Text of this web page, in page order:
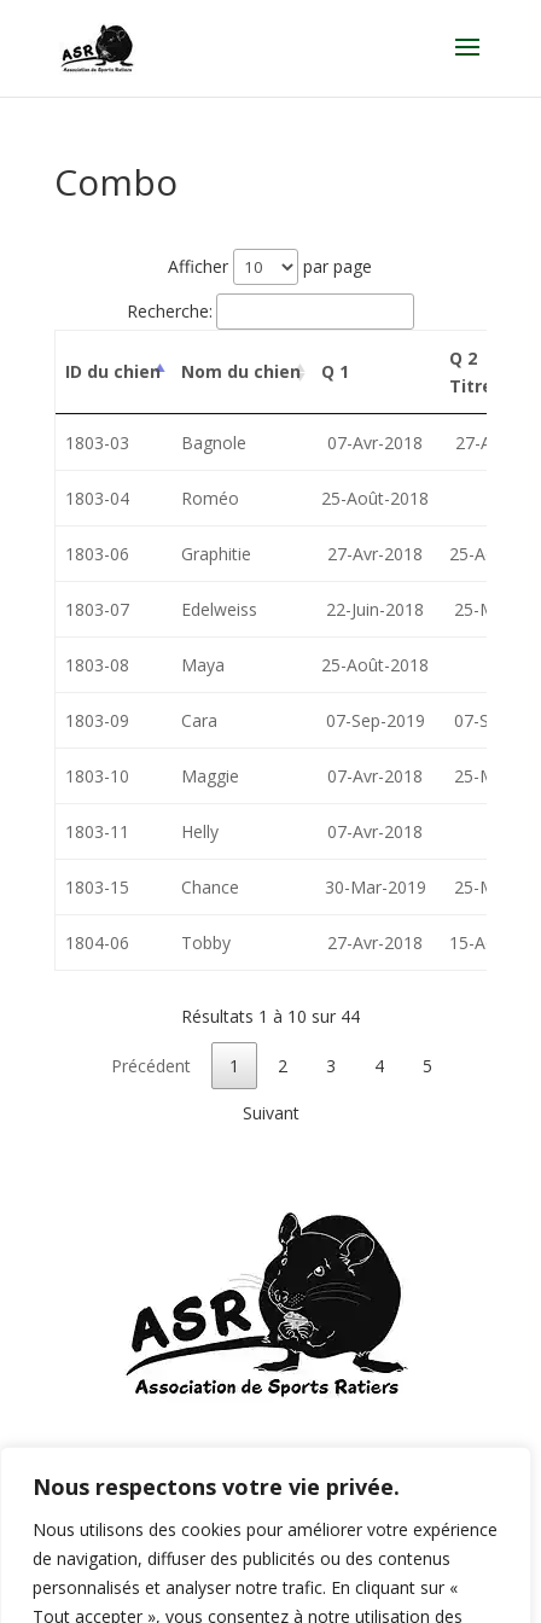
Nous respectons votre vie privée.
Nous utilisons des cookies pour améliorer votre expérience
de navigation, diffuser des publicités ou des contenus
personnalisés et analyser notre trafic. En cliquant sur «
Tout accepter », vous consentez à notre utilisation des
Combo
Afficher
par page
Recherche:
ID du chien Nom du chien Q 1
Q 2
Titre
1803-03 Bagnole 07-Avr-2018 27-Avr-
1803-04 Roméo 25-Août-2018
1803-06 Graphitie 27-Avr-2018 25-Août-
1803-07 Edelweiss 22-Juin-2018 25-Mai-
1803-08 Maya 25-Août-2018
1803-09 Cara 07-Sep-2019 07-Sep-
1803-10 Maggie 07-Avr-2018 25-Mai-
1803-11 Helly 07-Avr-2018
1803-15 Chance 30-Mar-2019 25-Mai-
1804-06 Tobby 27-Avr-2018 15-Août-
Résultats 1 à 10 sur 44
Précédent 1 2 3 4 5
Suivant